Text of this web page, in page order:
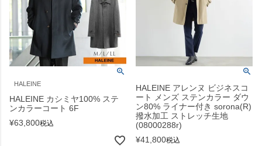
HALEINE
HALEINE カシミヤ100% ステ
ンカラーコート 6F
¥63,800税込
HALEINE アレンヌ ビジネスコ
ート メンズ ステンカラー ダウ
ン80% ライナー付き sorona(R)
撥水加工 ストレッチ生地
(08000288r)
¥41,800税込